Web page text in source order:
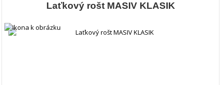
Laťkový rošt MASIV KLASIK